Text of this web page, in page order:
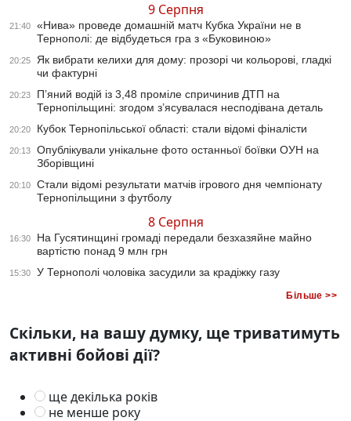
9 Серпня
21:40
«Нива» проведе домашній матч Кубка України не в
Тернополі: де відбудеться гра з «Буковиною»
20:25
Як вибрати келихи для дому: прозорі чи кольорові, гладкі
чи фактурні
20:23
П’яний водій із 3,48 проміле спричинив ДТП на
Тернопільщині: згодом з’ясувалася несподівана деталь
20:20 Кубок Тернопільської області: стали відомі фіналісти
20:13
Опублікували унікальне фото останньої боївки ОУН на
Зборівщині
20:10
Стали відомі результати матчів ігрового дня чемпіонату
Тернопільщини з футболу
8 Серпня
16:30
На Гусятинщині громаді передали безхазяйне майно
вартістю понад 9 млн грн
15:30 У Тернополі чоловіка засудили за крадіжку газу
Більше >>
Скільки, на вашу думку, ще триватимуть
активні бойові дії?
ще декілька років
не менше року